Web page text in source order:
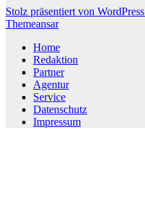
Stolz präsentiert von WordPress
Themeansar
Home
Redaktion
Partner
Agentur
Service
Datenschutz
Impressum